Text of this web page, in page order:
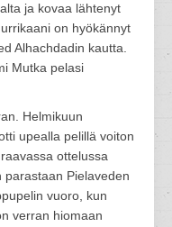
ja kovaa lähtenyt
on hyökännyt
Alhachdadin kautta.
Mutka pelasi
Helmikuun
upealla pelillä voiton
ottelussa
parastaan Pielaveden
vuoro, kun
verran hiomaan